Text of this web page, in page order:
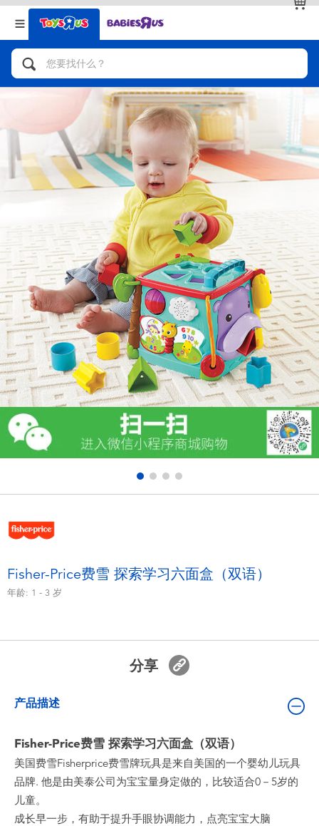
返回
分类目录
人气英雄，角色扮演，射击玩具
自行车，滑板车，骑乘车
拼砌组合及乐高LEGO
玩具车，货车，火车及遥控系列
手工艺，文具，蜡笔，泥胶，画板
娃娃，芭比，收藏公仔
电子玩具
游戏及拼图系列
益智学习玩具
户外及运动产品
模仿，化妆及造型系列
毛绒公仔玩具
玩具促销
玩具清货
返回
品牌
查看全部
Fisher-Price费雪 探索学习六面盒（双语）
年龄: 1 - 3 岁
分享
产品描述
Fisher-Price费雪 探索学习六面盒（双语）
美国费雪Fisherprice费雪牌玩具是来自美国的一个婴幼儿玩具
品牌. 他是由美泰公司为宝宝量身定做的，比较适合0－5岁的
儿童。
成长早一步，有助于提升手眼协调能力，点亮宝宝大脑